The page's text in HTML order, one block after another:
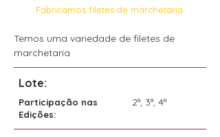
Fabricamos filetes de marchetaria
Temos uma variedade de filetes de
marchetaria
Lote:
Participação nas
Edições:
2ª, 3ª, 4ª